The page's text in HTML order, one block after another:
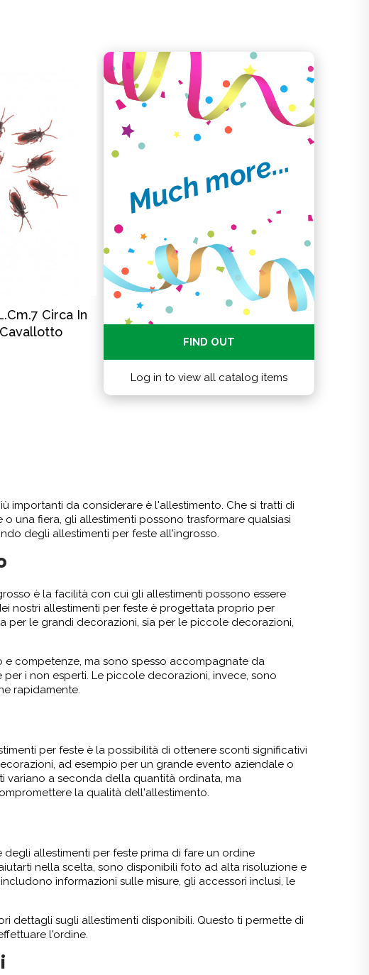
Circa In
Much more...
FIND OUT
Log in to view all catalog items
importanti da considerare è l'allestimento. Che si tratti di
una fiera, gli allestimenti possono trasformare qualsiasi
degli allestimenti per feste all'ingrosso.
è la facilità con cui gli allestimenti possono essere
nostri allestimenti per feste è progettata proprio per
per le grandi decorazioni, sia per le piccole decorazioni,
competenze, ma sono spesso accompagnate da
i non esperti. Le piccole decorazioni, invece, sono
rapidamente.
per feste è la possibilità di ottenere sconti significativi
ad esempio per un grande evento aziendale o
variano a seconda della quantità ordinata, ma
la qualità dell'allestimento.
allestimenti per feste prima di fare un ordine
nella scelta, sono disponibili foto ad alta risoluzione e
informazioni sulle misure, gli accessori inclusi, le
dettagli sugli allestimenti disponibili. Questo ti permette di
l'ordine.